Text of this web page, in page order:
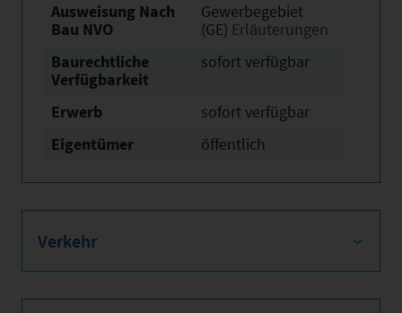
Ausweisung Nach
Bau NVO
Gewerbegebiet
(GE) Erläuterungen
Baurechtliche
Verfügbarkeit
sofort verfügbar
Erwerb
sofort verfügbar
Eigentümer
öffentlich
Verkehr